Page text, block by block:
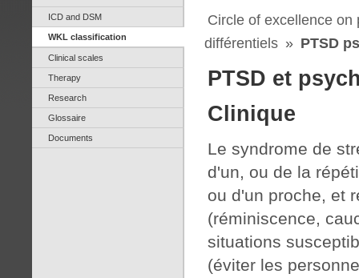
ICD and DSM
WKL classification
Clinical scales
Therapy
Research
Glossaire
Documents
Circle of excellence on
différentiels » PTSD
PTSD et
Clinique
Le syndrome de
d'un, ou de la
ou d'un proche, et
(réminiscence,
situations
(éviter les